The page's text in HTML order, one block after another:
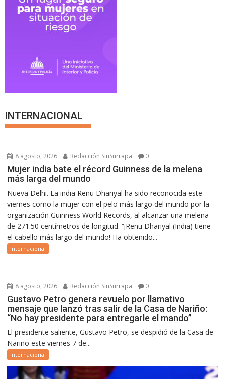
INTERNACIONAL
8 agosto, 2026 Redacción SinSurrapa 0
Mujer india bate el récord Guinness de la melena
más larga del mundo
Nueva Delhi. La india Renu Dhariyal ha sido reconocida este
viernes como la mujer con el pelo más largo del mundo por la
organización Guinness World Records, al alcanzar una melena
de 271.50 centímetros de longitud. “¡Renu Dhariyal (India) tiene
el cabello más largo del mundo! Ha obtenido...
Internacional
8 agosto, 2026 Redacción SinSurrapa 0
Gustavo Petro genera revuelo por llamativo
mensaje que lanzó tras salir de la Casa de Nariño:
“No hay presidente para entregarle el mando”
El presidente saliente, Gustavo Petro, se despidió de la Casa de
Nariño este viernes 7 de...
Internacional